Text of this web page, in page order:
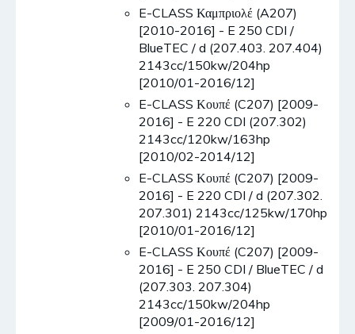
E-CLASS Καμπριολέ (A207)
[2010-2016] - E 250 CDI /
BlueTEC / d (207.403. 207.404)
2143cc/150kw/204hp
[2010/01-2016/12]
E-CLASS Κουπέ (C207) [2009-
2016] - E 220 CDI (207.302)
2143cc/120kw/163hp
[2010/02-2014/12]
E-CLASS Κουπέ (C207) [2009-
2016] - E 220 CDI / d (207.302.
207.301) 2143cc/125kw/170hp
[2010/01-2016/12]
E-CLASS Κουπέ (C207) [2009-
2016] - E 250 CDI / BlueTEC / d
(207.303. 207.304)
2143cc/150kw/204hp
[2009/01-2016/12]